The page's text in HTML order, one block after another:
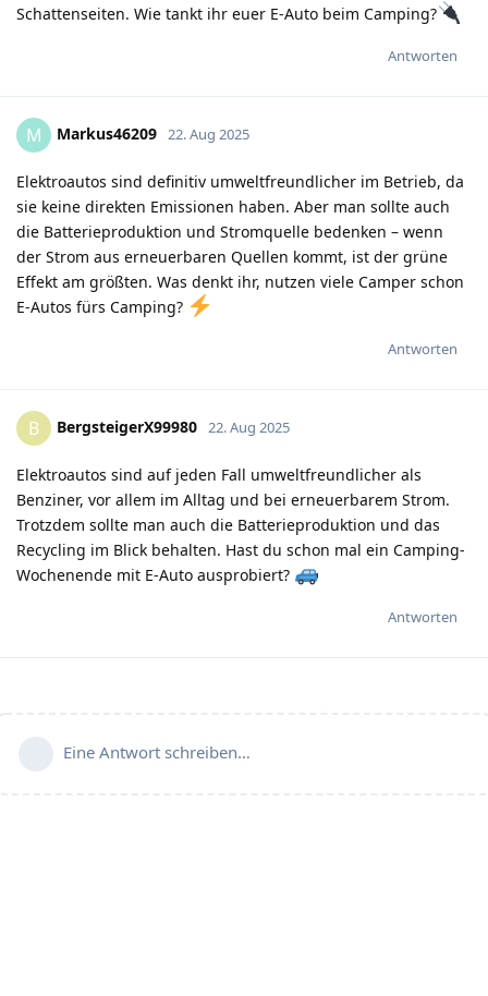
Schattenseiten. Wie tankt ihr euer E-Auto beim Camping?
Antworten
M Markus46209 22. Aug 2025
Elektroautos sind definitiv umweltfreundlicher im Betrieb, da
sie keine direkten Emissionen haben. Aber man sollte auch
die Batterieproduktion und Stromquelle bedenken – wenn
der Strom aus erneuerbaren Quellen kommt, ist der grüne
Effekt am größten. Was denkt ihr, nutzen viele Camper schon
E-Autos fürs Camping?
Antworten
B BergsteigerX99980 22. Aug 2025
Elektroautos sind auf jeden Fall umweltfreundlicher als
Benziner, vor allem im Alltag und bei erneuerbarem Strom.
Trotzdem sollte man auch die Batterieproduktion und das
Recycling im Blick behalten. Hast du schon mal ein Camping-
Wochenende mit E-Auto ausprobiert?
Antworten
Eine Antwort schreiben…